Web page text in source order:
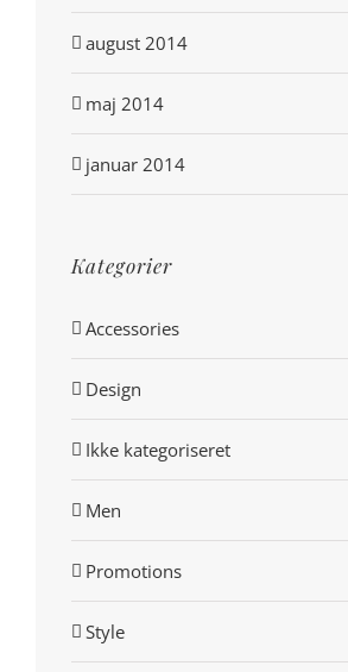
august 2014
maj 2014
januar 2014
Kategorier
Accessories
Design
Ikke kategoriseret
Men
Promotions
Style